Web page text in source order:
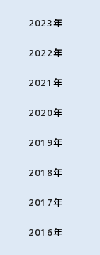
2023年
2022年
2021 年
2020年
2019年
2018年
2017年
2016年